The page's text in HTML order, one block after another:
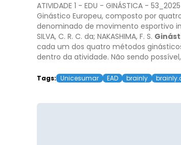
ATIVIDADE 1 - EDU - GINÁSTICA - 53_2025
Ginástico Europeu, composto por
denominado de movimento esportivo
SILVA, C. R. C. da; NAKASHIMA, F. S.
cada um dos quatro métodos
dentro da atividade. Não sendo
Tags: Unicesumar EAD brainly